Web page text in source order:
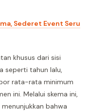
Sederet Event Seru
khusus dari sisi
seperti tahun lalu,
rata-rata minimum
ini. Melalui skema ini,
bahwa